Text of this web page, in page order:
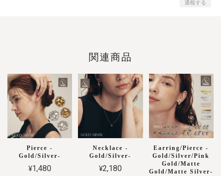
通報する
関連商品
Pierce -
Gold/Silver-
¥1,480
Necklace -
Gold/Silver-
¥2,180
Earring/Pierce -
Gold/Silver/Pink
Gold/Matte
Gold/Matte Silver-